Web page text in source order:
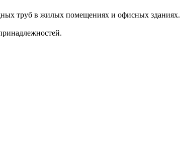
труб в жилых помещениях и офисных зданиях.